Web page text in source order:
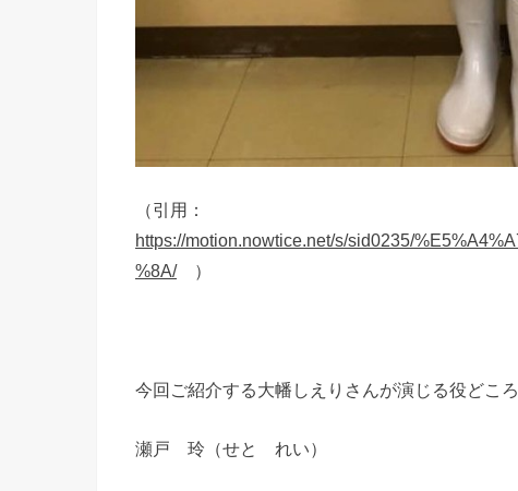
（引用：
https://motion.nowtice.net/s/sid0235/
%8A/）
今回ご紹介する大幡しえりさんが演じる役どこ
瀬戸 玲（せと れい）